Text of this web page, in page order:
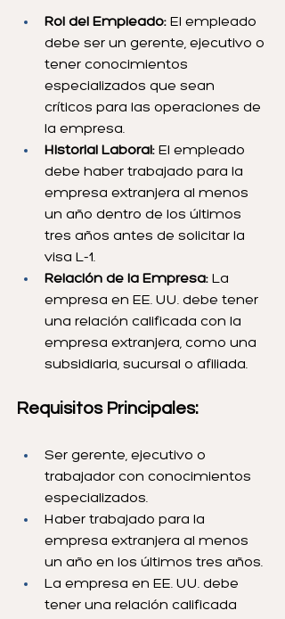
Rol del Empleado: El empleado
debe ser un gerente, ejecutivo o
tener conocimientos
especializados que sean
críticos para las operaciones de
la empresa.
Historial Laboral: El empleado
debe haber trabajado para la
empresa extranjera al menos
un año dentro de los últimos
tres años antes de solicitar la
visa L-1.
Relación de la Empresa: La
empresa en EE. UU. debe tener
una relación calificada con la
empresa extranjera, como una
subsidiaria, sucursal o afiliada.
Requisitos Principales:
Ser gerente, ejecutivo o
trabajador con conocimientos
especializados.
Haber trabajado para la
empresa extranjera al menos
un año en los últimos tres años.
La empresa en EE. UU. debe
tener una relación calificada